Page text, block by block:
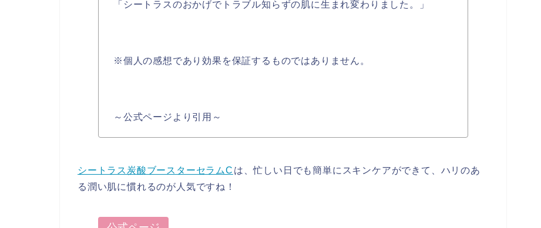
「シートラスのおかげでトラブル知らずの肌に生まれ変わりました。」
※個人の感想であり効果を保証するものではありません。
～公式ページより引用～
シートラス炭酸ブースターセラムC は、忙しい日でも簡単にスキンケアができて、ハリのあ
る潤い肌に慣れるのが人気ですね！